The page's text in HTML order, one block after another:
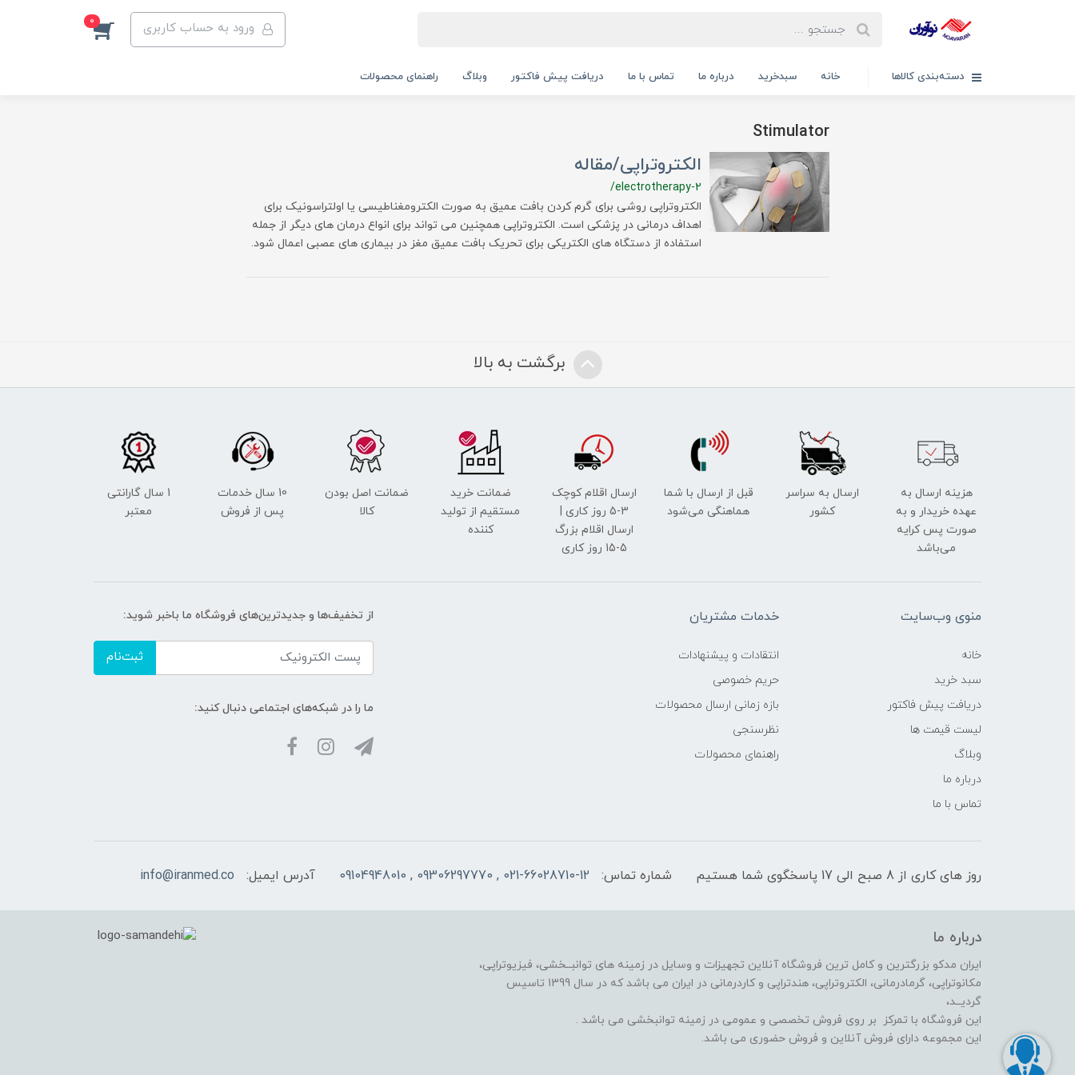
ورود به حساب کاربری 0
دسته‌بندی کالاها خانه سبدخرید درباره ما تماس با ما دریافت پیش فاکتور وبلاگ راهنمای محصولات
Stimulator
الکتروتراپی/مقاله
/electrotherapy-2
الکتروتراپی روشی برای گرم کردن بافت عمیق به صورت الکترومغناطیسی یا اولتراسونیک برای
اهداف درمانی در پزشکی است. الکتروتراپی همچنین می تواند برای انواع درمان های دیگر از جمله
استفاده از دستگاه های الکتریکی برای تحریک بافت عمیق مغز در بیماری های عصبی اعمال شود.
برگشت به بالا
هزینه ارسال به
عهده خریدار و به
صورت پس کرایه
می‌باشد
ارسال به سراسر
کشور
قبل از ارسال با شما
هماهنگی می‌شود
ارسال اقلام کوچک
3-5 روز کاری |
ارسال اقلام بزرگ
5-15 روز کاری
ضمانت خرید
مستقیم از تولید
کننده
ضمانت اصل بودن
کالا
10 سال خدمات
پس از فروش
1 سال گارانتی
معتبر
منوی وب‌سایت
خانه
سبد خرید
دریافت پیش فاکتور
لیست قیمت ها
وبلاگ
درباره ما
تماس با ما
خدمات مشتریان
انتقادات و پیشنهادات
حریم خصوصی
بازه زمانی ارسال محصولات
نظرسنجی
راهنمای محصولات
از تخفیف‌ها و جدیدترین‌های فروشگاه ما باخبر شوید:
ثبت‌نام
ما را در شبکه‌های اجتماعی دنبال کنید:
روز های کاری از 8 صبح الی 17 پاسخگوی شما هستیم شماره تماس: 021-66028710-12 , 09306297770 , 09104948010 آدرس ایمیل: info@iranmed.co
درباره ما
ایران مدکو بزرگترین و کامل ترین فروشگاه آنلاین تجهیزات و وسایل در زمینه های توانبــخشی، فیزیوتراپی،
مکانوتراپی، گرمادرمانی، الکتروتراپی، هندتراپی و کاردرمانی در ایران می باشد که در سال 1399 تاسیس
گردیــد،
این فروشگاه با تمرکز بر روی فروش تخصصی و عمومی در زمینه توانبخشی می باشد .
این مجموعه دارای فروش آنلاین و فروش حضوری می باشد.